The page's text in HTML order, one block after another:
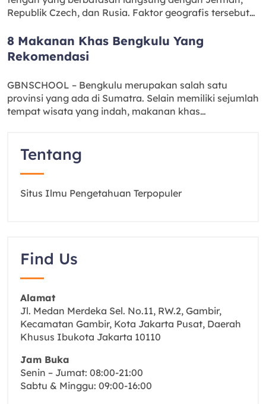
Republik Czech, dan Rusia. Faktor geografis tersebut…
8 Makanan Khas Bengkulu Yang
Rekomendasi
GBNSCHOOL – Bengkulu merupakan salah satu
provinsi yang ada di Sumatra. Selain memiliki sejumlah
tempat wisata yang indah, makanan khas…
Tentang
Situs Ilmu Pengetahuan Terpopuler
Find Us
Alamat
Jl. Medan Merdeka Sel. No.11, RW.2, Gambir,
Kecamatan Gambir, Kota Jakarta Pusat, Daerah
Khusus Ibukota Jakarta 10110
Jam Buka
Senin – Jumat: 08:00-21:00
Sabtu & Minggu: 09:00-16:00